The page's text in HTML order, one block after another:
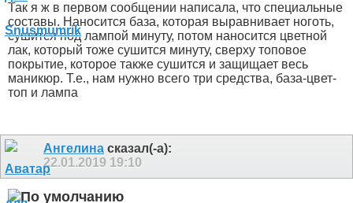
Так я ж в первом сообщении написала, что специальные
составы. Наносится база, которая выравнивает ноготь,
сушится под лампой минуту, потом наносится цветной
лак, который тоже сушится минуту, сверху топовое
покрытие, которое также сушится и защищает весь
маникюр. Т.е., нам нужно всего три средства, база-цвет-
топ и лампа
Ангелина сказал(-а):
22.01.2019 19:10